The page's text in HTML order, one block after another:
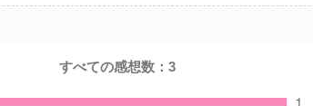
すべての感想数：3